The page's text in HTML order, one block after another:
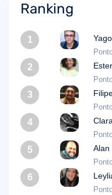
Ranking
1
2
3
4
5 Alan
6